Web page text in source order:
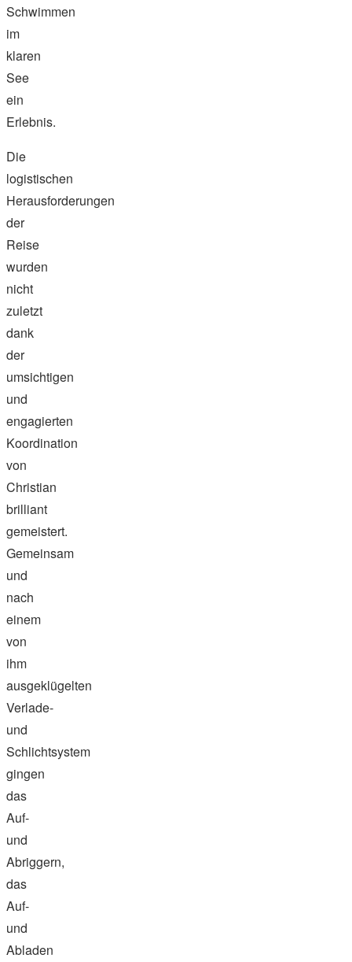
Schwimmen
im
klaren
See
ein
Erlebnis.
Die
logistischen
Herausforderungen
der
Reise
wurden
nicht
zuletzt
dank
der
umsichtigen
und
engagierten
Koordination
von
Christian
brilliant
gemeistert.
Gemeinsam
und
nach
einem
von
ihm
ausgeklügelten
Verlade-
und
Schlichtsystem
gingen
das
Auf-
und
Abriggern,
das
Auf-
und
Abladen